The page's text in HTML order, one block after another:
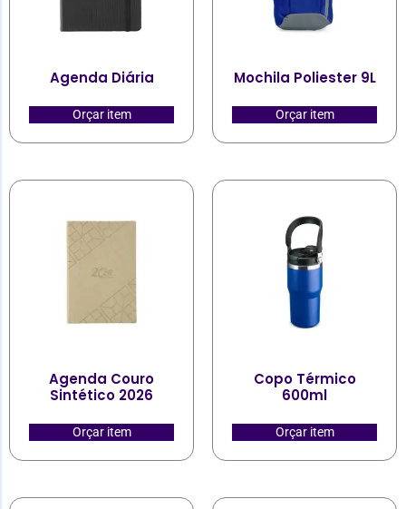
Agenda Diária
Orçar item
Mochila Poliester 9L
Orçar item
Agenda Couro
Sintético 2026
Orçar item
Copo Térmico
600ml
Orçar item